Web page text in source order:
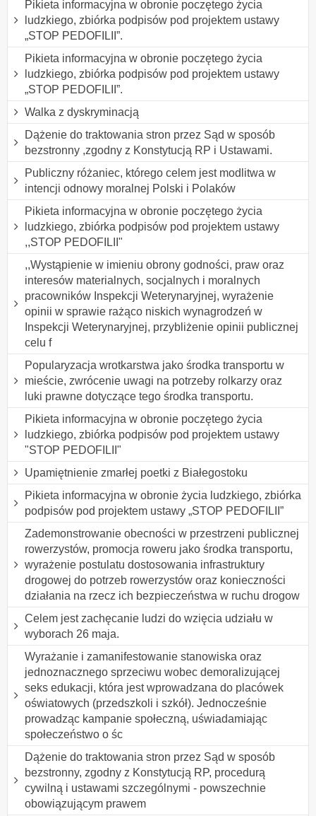
Pikieta informacyjna w obronie poczętego życia
ludzkiego, zbiórka podpisów pod projektem ustawy
„STOP PEDOFILII”.
Pikieta informacyjna w obronie poczętego życia
ludzkiego, zbiórka podpisów pod projektem ustawy
„STOP PEDOFILII”.
Walka z dyskryminacją
Dążenie do traktowania stron przez Sąd w sposób
bezstronny ,zgodny z Konstytucją RP i Ustawami.
Publiczny różaniec, którego celem jest modlitwa w
intencji odnowy moralnej Polski i Polaków
Pikieta informacyjna w obronie poczętego życia
ludzkiego, zbiórka podpisów pod projektem ustawy
,,STOP PEDOFILII"
,,Wystąpienie w imieniu obrony godności, praw oraz
interesów materialnych, socjalnych i moralnych
pracowników Inspekcji Weterynaryjnej, wyrażenie
opinii w sprawie rażąco niskich wynagrodzeń w
Inspekcji Weterynaryjnej, przybliżenie opinii publicznej
celu f
Popularyzacja wrotkarstwa jako środka transportu w
mieście, zwrócenie uwagi na potrzeby rolkarzy oraz
luki prawne dotyczące tego środka transportu.
Pikieta informacyjna w obronie poczętego życia
ludzkiego, zbiórka podpisów pod projektem ustawy
"STOP PEDOFILII"
Upamiętnienie zmarłej poetki z Białegostoku
Pikieta informacyjna w obronie życia ludzkiego, zbiórka
podpisów pod projektem ustawy „STOP PEDOFILII”
Zademonstrowanie obecności w przestrzeni publicznej
rowerzystów, promocja roweru jako środka transportu,
wyrażenie postulatu dostosowania infrastruktury
drogowej do potrzeb rowerzystów oraz konieczności
działania na rzecz ich bezpieczeństwa w ruchu drogow
Celem jest zachęcanie ludzi do wzięcia udziału w
wyborach 26 maja.
Wyrażanie i zamanifestowanie stanowiska oraz
jednoznacznego sprzeciwu wobec demoralizującej
seks edukacji, która jest wprowadzana do placówek
oświatowych (przedszkoli i szkół). Jednocześnie
prowadząc kampanie społeczną, uświadamiając
społeczeństwo o śc
Dążenie do traktowania stron przez Sąd w sposób
bezstronny, zgodny z Konstytucją RP, procedurą
cywilną i ustawami szczególnymi - powszechnie
obowiązującym prawem